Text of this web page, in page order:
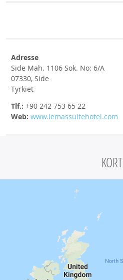
Adresse
Side Mah. 1106 Sok. No: 6/A
07330, Side
Tyrkiet
Tlf.: +90 242 753 65 22
Web: www.lemassuitehotel.com
KORT